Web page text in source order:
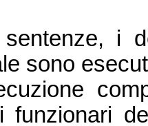
i
sono
funzionari